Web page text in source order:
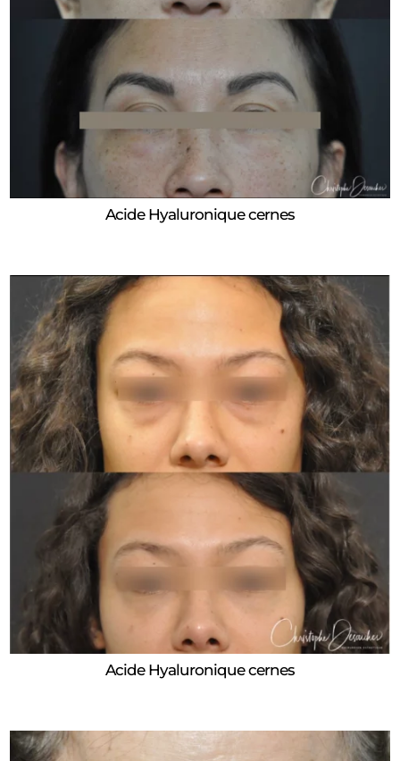
Acide Hyaluronique cernes
Acide Hyaluronique cernes